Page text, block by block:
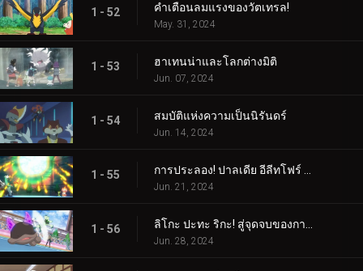
1 - 52 คำเตือนลมแรงของวัตเทรล!
May. 31, 2024
1 - 53 ฮาเทนน่าและโลกต่างมิติ
Jun. 07, 2024
1 - 54 สมบัติแห่งความเป็นนิรันดร์
Jun. 14, 2024
1 - 55
Jun. 21, 2024
1 - 56
Jun. 28, 2024